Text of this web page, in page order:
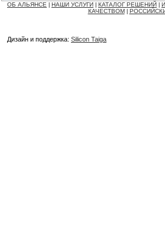
ОБ АЛЬЯНСЕ НАШИ УСЛУГИ КАТАЛОГ РЕШЕНИЙ
КАЧЕСТВОМ
Дизайн и поддержка: Silicon Taiga